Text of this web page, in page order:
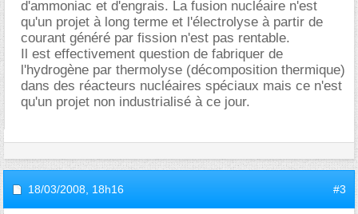
d'ammoniac et d'engrais. La fusion nucléaire n'est
qu'un projet à long terme et l'électrolyse à partir de
courant généré par fission n'est pas rentable.
Il est effectivement question de fabriquer de
l'hydrogène par thermolyse (décomposition thermique)
dans des réacteurs nucléaires spéciaux mais ce n'est
qu'un projet non industrialisé à ce jour.
18/03/2008, 18h16 #3